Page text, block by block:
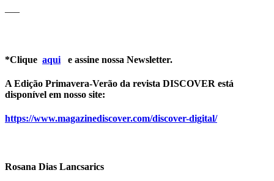
—–
*Clique aqui e assine nossa Newsletter.
A Edição Primavera-Verão da revista DISCOVER está
disponível em nosso site:
https://www.magazinediscover.com/discover-digital/
Rosana Dias Lancsarics